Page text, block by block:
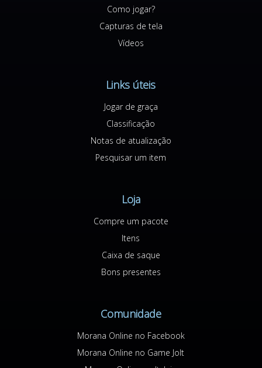
Como jogar?
Capturas de tela
Vídeos
Links úteis
Jogar de graça
Classificação
Notas de atualização
Pesquisar um item
Loja
Compre um pacote
Itens
Caixa de saque
Bons presentes
Comunidade
Morana Online no Facebook
Morana Online no Game Jolt